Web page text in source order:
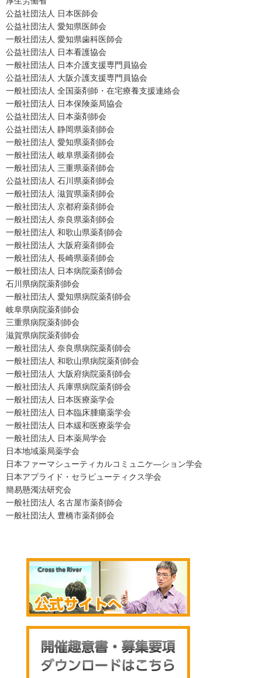
公益社団法人 日本医師会
公益社団法人 愛知県医師会
一般社団法人 愛知県歯科医師会
公益社団法人 日本看護協会
一般社団法人 日本介護支援専門員協会
公益社団法人 大阪介護支援専門員協会
一般社団法人 全国薬剤師・在宅療養支援連絡会
一般社団法人 日本保険薬局協会
公益社団法人 日本薬剤師会
公益社団法人 静岡県薬剤師会
一般社団法人 愛知県薬剤師会
一般社団法人 岐阜県薬剤師会
一般社団法人 三重県薬剤師会
公益社団法人 石川県薬剤師会
一般社団法人 滋賀県薬剤師会
一般社団法人 京都府薬剤師会
一般社団法人 奈良県薬剤師会
一般社団法人 和歌山県薬剤師会
一般社団法人 大阪府薬剤師会
一般社団法人 長崎県薬剤師会
一般社団法人 日本病院薬剤師会
石川県病院薬剤師会
一般社団法人 愛知県病院薬剤師会
岐阜県病院薬剤師会
三重県病院薬剤師会
滋賀県病院薬剤師会
一般社団法人 奈良県病院薬剤師会
一般社団法人 和歌山県病院薬剤師会
一般社団法人 大阪府病院薬剤師会
一般社団法人 兵庫県病院薬剤師会
一般社団法人 日本医療薬学会
一般社団法人 日本臨床腫瘍薬学会
一般社団法人 日本緩和医療薬学会
一般社団法人 日本薬局学会
日本地域薬局薬学会
日本ファーマシューティカルコミュニケ―ション学会
日本アプライド・セラピューティクス学会
簡易懸濁法研究会
一般社団法人 名古屋市薬剤師会
一般社団法人 豊橋市薬剤師会